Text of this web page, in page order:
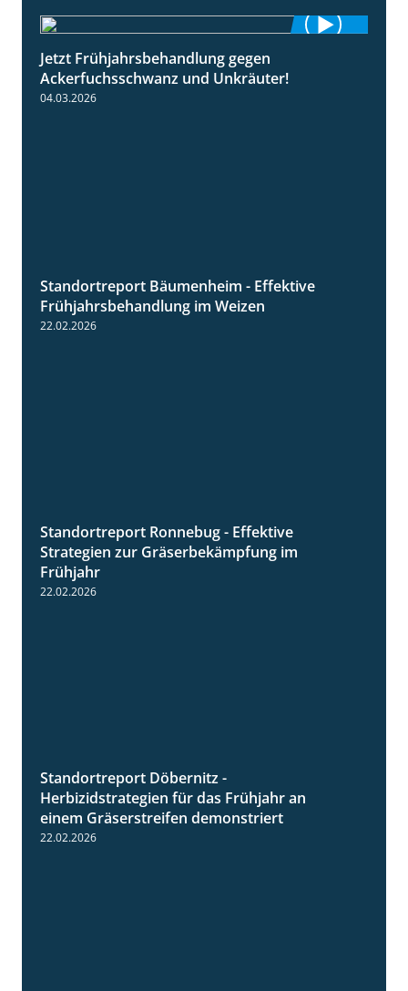
Jetzt Frühjahrsbehandlung gegen
Ackerfuchsschwanz und Unkräuter!
04.03.2026
4:20
Standortreport Bäumenheim - Effektive
Frühjahrsbehandlung im Weizen
22.02.2026
Standortreport Ronnebug - Effektive
Strategien zur Gräserbekämpfung im
Frühjahr
22.02.2026
Standortreport Döbernitz -
Herbizidstrategien für das Frühjahr an
einem Gräserstreifen demonstriert